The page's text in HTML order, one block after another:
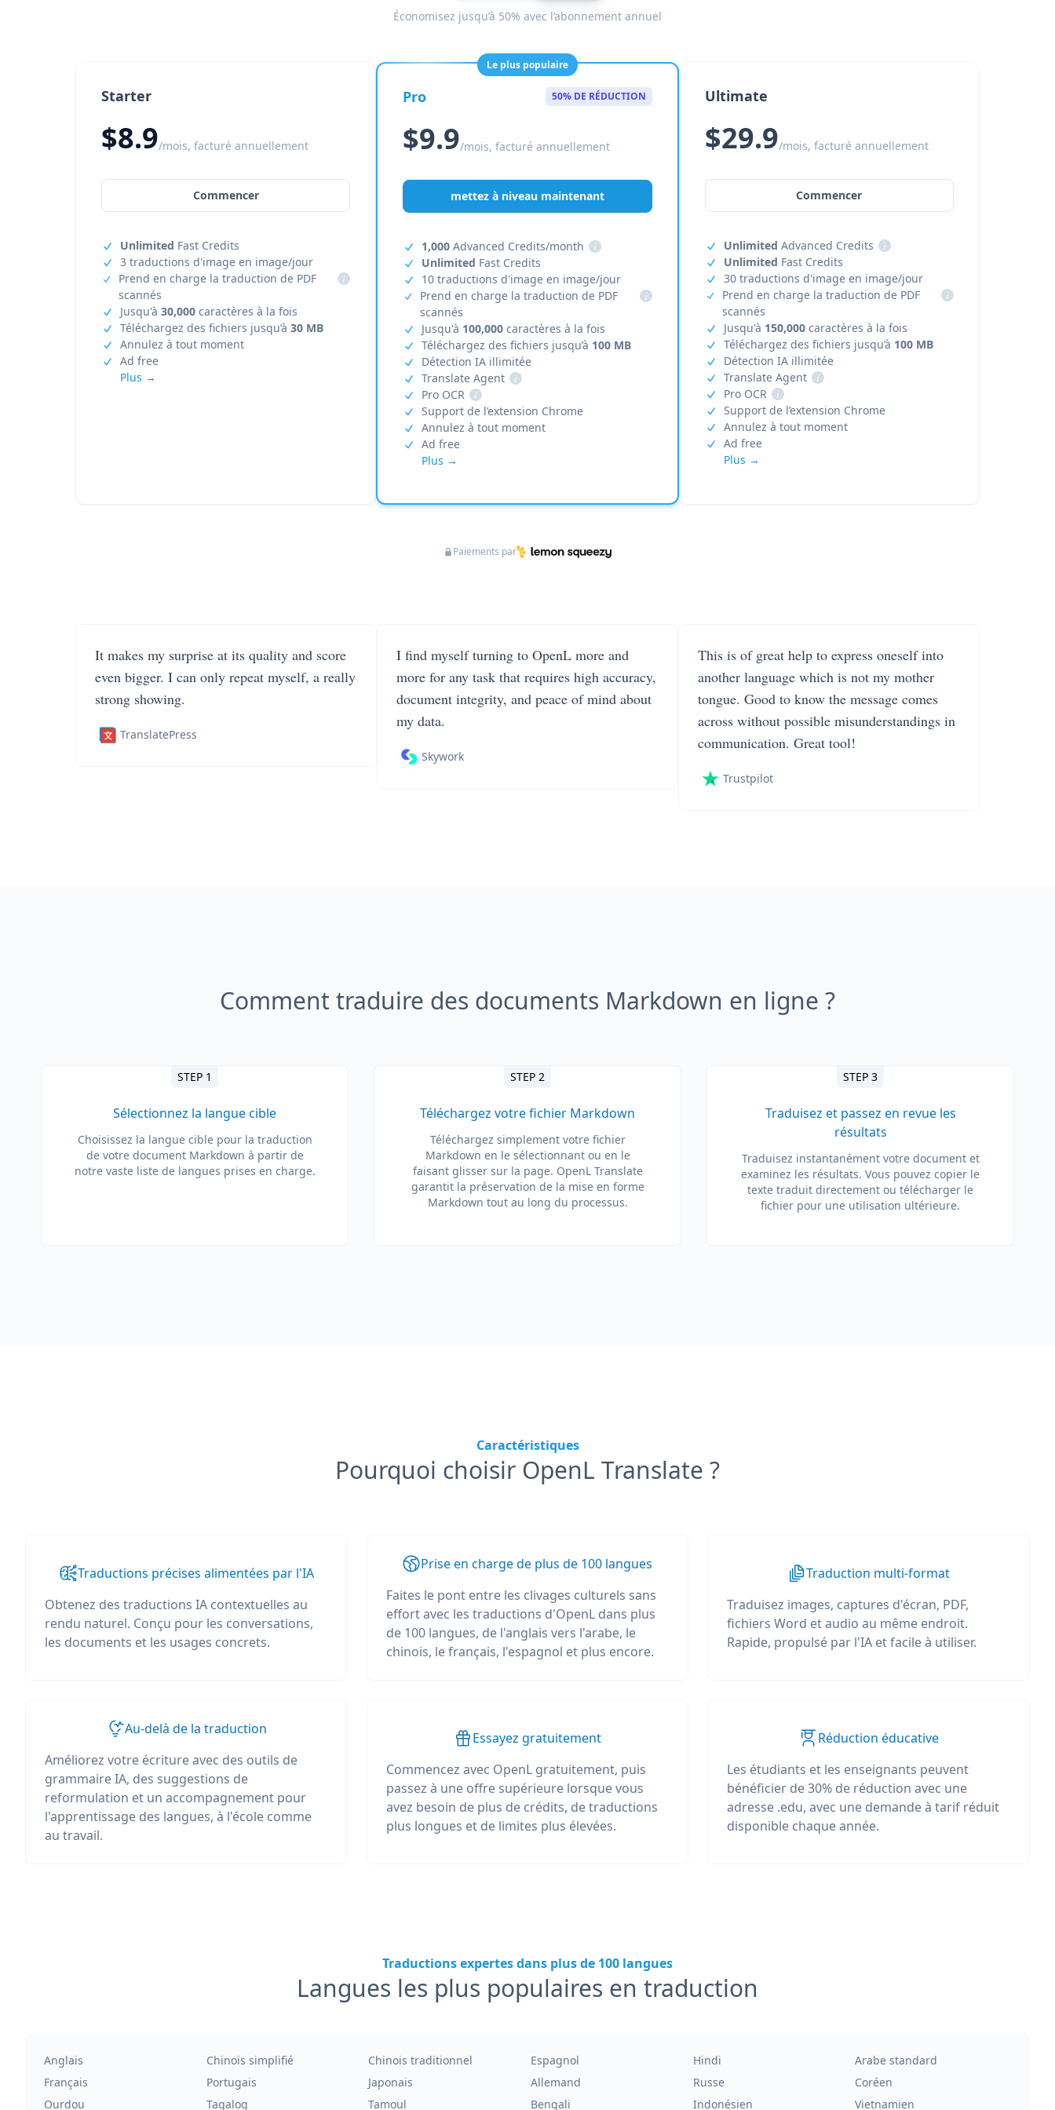
Économisez jusqu’à 50% avec l’abonnement annuel
Starter
$8.9/mois, facturé annuellement
Commencer
Unlimited Fast Credits
3 traductions d'image en image/jour
Prend en charge la traduction de PDF
scannés
i
Jusqu'à 30,000 caractères à la fois
Téléchargez des fichiers jusqu’à 30 MB
Annulez à tout moment
Ad free
Plus →
Le plus populaire
Pro 50% DE RÉDUCTION
$9.9/mois, facturé annuellement
mettez à niveau maintenant
1,000 Advanced Credits/month
i
Unlimited Fast Credits
10 traductions d'image en image/jour
Prend en charge la traduction de PDF
scannés
i
Jusqu'à 100,000 caractères à la fois
Téléchargez des fichiers jusqu’à 100 MB
Détection IA illimitée
Translate Agent
i
Pro OCR
i
Support de l’extension Chrome
Annulez à tout moment
Ad free
Plus →
Ultimate
$29.9/mois, facturé annuellement
Commencer
Unlimited Advanced Credits
i
Unlimited Fast Credits
30 traductions d'image en image/jour
Prend en charge la traduction de PDF
scannés
i
Jusqu'à 150,000caractères à la fois
Téléchargez des fichiers jusqu’à 100 MB
Détection IA illimitée
Translate Agent
i
Pro OCR
i
Support de l’extension Chrome
Annulez à tout moment
Ad free
Plus →
Paiements par
It makes my surprise at its quality and score
even bigger. I can only repeat myself, a really
strong showing.
TranslatePress
I find myself turning to OpenL more and
more for any task that requires high accuracy,
document integrity, and peace of mind about
my data.
Skywork
This is of great help to express oneself into
another language which is not my mother
tongue. Good to know the message comes
across without possible misunderstandings in
communication. Great tool!
Trustpilot
Comment traduire des documents Markdown en ligne ?
STEP 1
Sélectionnez la langue cible
Choisissez la langue cible pour la traduction
de votre document Markdown à partir de
notre vaste liste de langues prises en charge.
STEP 2
Téléchargez votre fichier Markdown
Téléchargez simplement votre fichier
Markdown en le sélectionnant ou en le
faisant glisser sur la page. OpenL Translate
garantit la préservation de la mise en forme
Markdown tout au long du processus.
STEP 3
Traduisez et passez en revue les
résultats
Traduisez instantanément votre document et
examinez les résultats. Vous pouvez copier le
texte traduit directement ou télécharger le
fichier pour une utilisation ultérieure.
Caractéristiques
Pourquoi choisir OpenL Translate ?
Traductions précises alimentées par l'IA
Obtenez des traductions IA contextuelles au
rendu naturel. Conçu pour les conversations,
les documents et les usages concrets.
Prise en charge de plus de 100 langues
Faites le pont entre les clivages culturels sans
effort avec les traductions d'OpenL dans plus
de 100 langues, de l'anglais vers l'arabe, le
chinois, le français, l'espagnol et plus encore.
Traduction multi-format
Traduisez images, captures d'écran, PDF,
fichiers Word et audio au même endroit.
Rapide, propulsé par l'IA et facile à utiliser.
Au-delà de la traduction
Améliorez votre écriture avec des outils de
grammaire IA, des suggestions de
reformulation et un accompagnement pour
l'apprentissage des langues, à l'école comme
au travail.
Essayez gratuitement
Commencez avec OpenL gratuitement, puis
passez à une offre supérieure lorsque vous
avez besoin de plus de crédits, de traductions
plus longues et de limites plus élevées.
Réduction éducative
Les étudiants et les enseignants peuvent
bénéficier de 30% de réduction avec une
adresse .edu, avec une demande à tarif réduit
disponible chaque année.
Traductions expertes dans plus de 100 langues
Langues les plus populaires en traduction
Anglais Chinois simplifié Chinois traditionnel Espagnol Hindi
Arabe standard
Français
Portugais Japonais Allemand Russe
Coréen
Ourdou
Tagalog Tamoul Bengali Indonésien Vietnamien